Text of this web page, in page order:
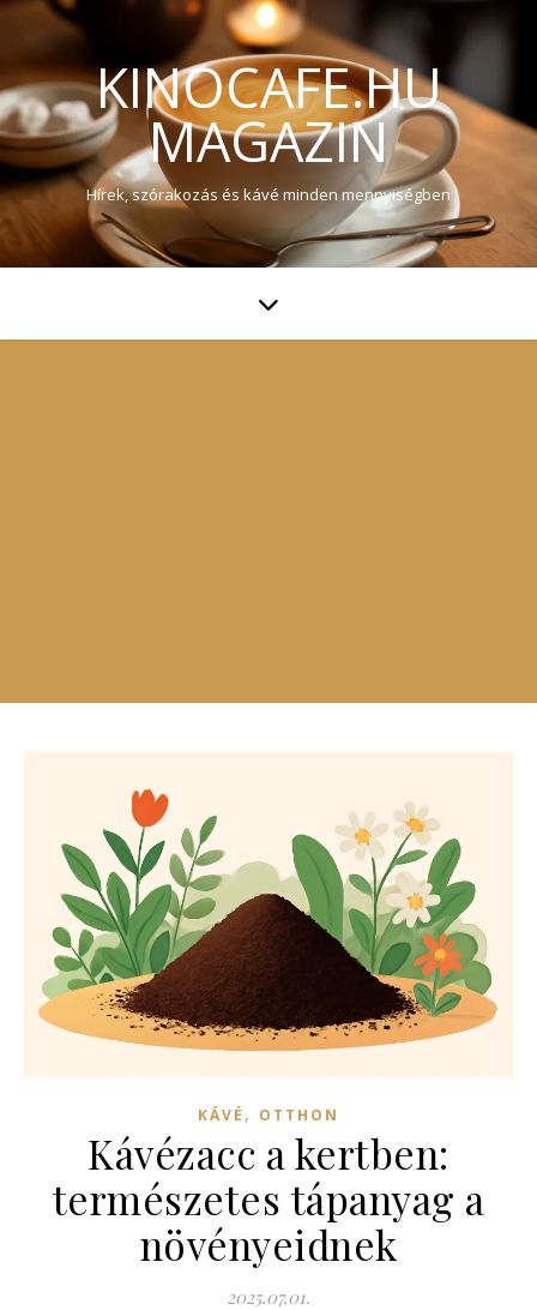
KINOCAFE.HU
MAGAZIN
Hírek, szórakozás és kávé minden mennyiségben
KÁVÉ , OTTHON
Kávézacc a kertben:
természetes tápanyag a
növényeidnek
2025.07.01.